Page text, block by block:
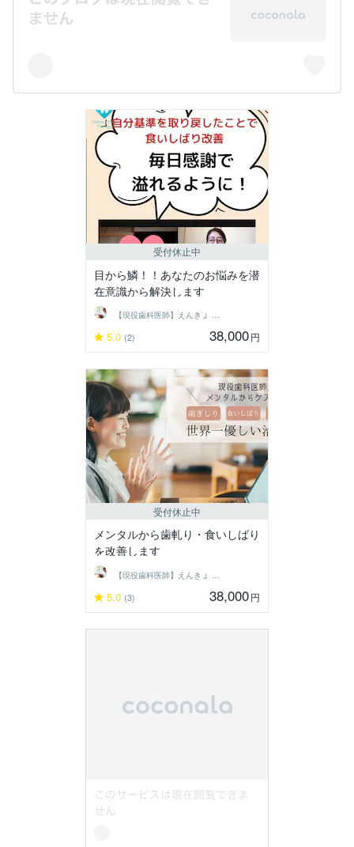
受付休止中
目から鱗！！あなたのお悩みを潜
在意識から解決します
【現役歯科医師】えんきょ ともよ
5.0 (2) 38,000円
受付休止中
メンタルから歯軋り・食いしばり
を改善します
5.0 (3) 38,000円